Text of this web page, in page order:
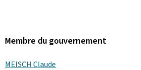
Membre du gouvernement
MEISCH Claude